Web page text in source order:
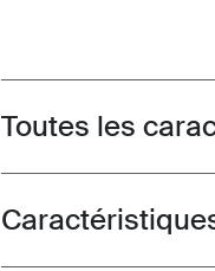
Toutes les